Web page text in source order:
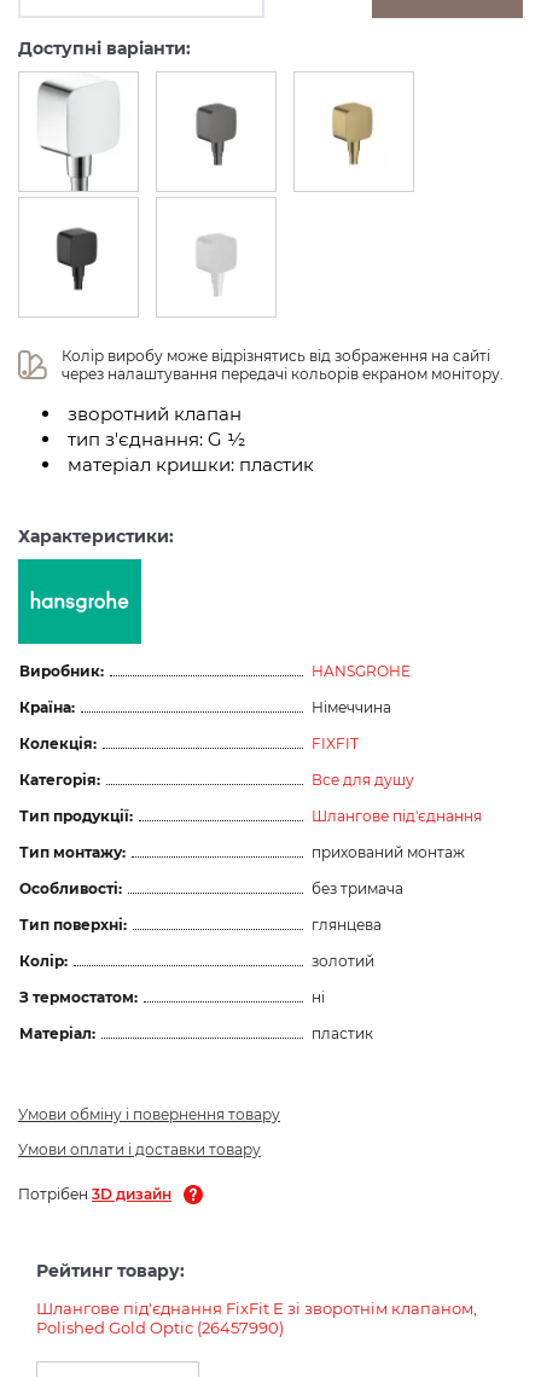
Доступні варіанти:
Колір виробу може відрізнятись від зображення на сайті
через налаштування передачі кольорів екраном монітору.
зворотний клапан
тип з'єднання: G ½
матеріал кришки: пластик
Характеристики:
Виробник:
HANSGROHE
Країна:
Німеччина
Колекція:
FIXFIT
Категорія:
Все для душу
Тип продукції:
Шлангове під'єднання
Тип монтажу:
прихований монтаж
Особливості:
без тримача
Тип поверхні:
глянцева
Колір:
золотий
З термостатом:
ні
Матеріал:
пластик
Умови обміну і повернення товару
Умови оплати і доставки товару
Потрібен 3D дизайн
Рейтинг товару:
Шлангове під'єднання FixFit E зі зворотнім клапаном,
Polished Gold Optic (26457990)